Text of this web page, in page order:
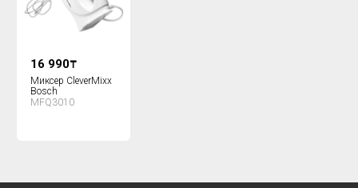
16 990₸
Миксер CleverMixx
Bosch
MFQ3010